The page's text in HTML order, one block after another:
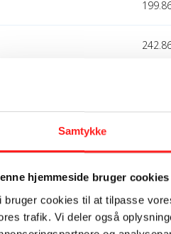
Samtykke
hjemmeside bruger cookies
bruger cookies til at tilpasse
trafik. Vi deler også
OpEn
Mål